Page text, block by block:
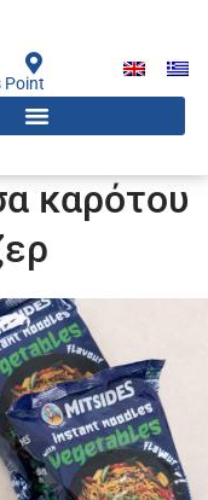
Point
καρότου